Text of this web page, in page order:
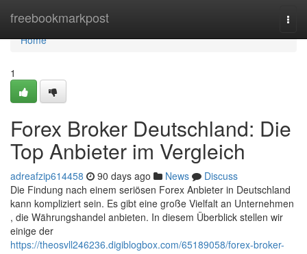
freebookmarkpost
Home
Home
1
Forex Broker Deutschland: Die
Top Anbieter im Vergleich
adreafzip614458 90 days ago News
Discuss
Die Findung nach einem seriösen Forex Anbieter in Deutschland
kann kompliziert sein. Es gibt eine große Vielfalt an Unternehmen
, die Währungshandel anbieten. In diesem Überblick stellen wir
einige der
https://theosvll246236.digiblogbox.com/65189058/forex-broker-